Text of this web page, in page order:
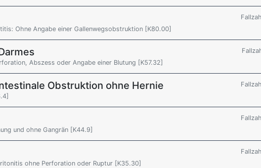
Ohne Angabe einer Gallenwegsobstruktion [K80.00]
Abszess oder Angabe einer Blutung [K57.32]
Obstruktion ohne Hernie
und ohne Gangrän [K44.9]
ohne Perforation oder Ruptur [K35.30]